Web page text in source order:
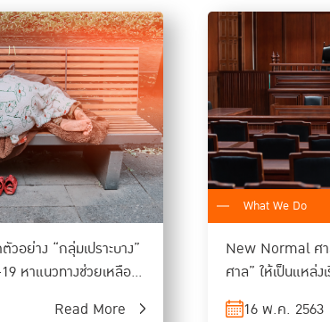
ยุติธรรมให้มากขึ้น
“ผล
ช่วงก
ฟิลิ
ข้าม
วอย่าง “กลุ่มเปราะบาง”
หาแนวทางช่วยเหลือ
Read More
What We Do
New Normal ศ
ศาล” ให้เป็นแหล่ง
ง่าย ตรวจสอบได้ทุ
16 พ.ค. 2563